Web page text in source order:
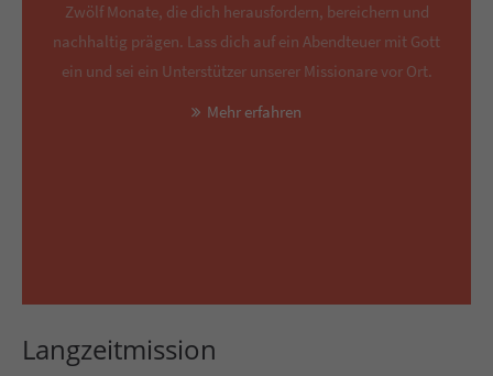
Zwölf Monate, die dich herausfordern, bereichern und
nachhaltig prägen. Lass dich auf ein Abendteuer mit Gott
ein und sei ein Unterstützer unserer Missionare vor Ort.
Mehr erfahren
Langzeitmission